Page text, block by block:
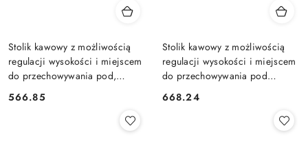
Stolik kawowy z możliwością
regulacji wysokości i miejscem
do przechowywania pod,
x (48-62) cm
Cena:
566.85
Stolik kawowy z możliwością
regulacji wysokości i miejscem
do przechowywania pod
62)cm
Cena:
668.24